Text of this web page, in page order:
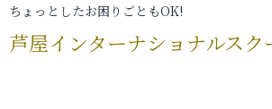
ちょっとしたお困りごともOK!
芦屋インターナショナルスク